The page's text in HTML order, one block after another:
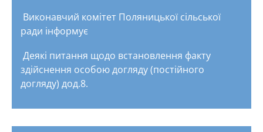
Виконавчий комітет Поляницької сільської
ради інформує
Деякі питання щодо встановлення факту
здійснення особою догляду (постійного
догляду) дод.8.